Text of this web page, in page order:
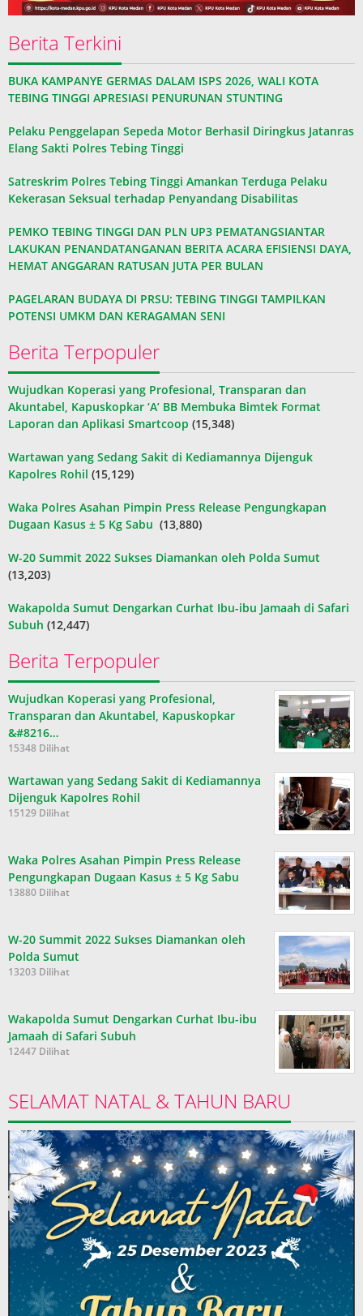
Berita Terkini
BUKA KAMPANYE GERMAS DALAM ISPS 2026, WALI KOTA
TEBING TINGGI APRESIASI PENURUNAN STUNTING
Pelaku Penggelapan Sepeda Motor Berhasil Diringkus Jatanras
Elang Sakti Polres Tebing Tinggi
Satreskrim Polres Tebing Tinggi Amankan Terduga Pelaku
Kekerasan Seksual terhadap Penyandang Disabilitas
PEMKO TEBING TINGGI DAN PLN UP3 PEMATANGSIANTAR
LAKUKAN PENANDATANGANAN BERITA ACARA EFISIENSI DAYA,
HEMAT ANGGARAN RATUSAN JUTA PER BULAN
PAGELARAN BUDAYA DI PRSU: TEBING TINGGI TAMPILKAN
POTENSI UMKM DAN KERAGAMAN SENI
Berita Terpopuler
Wujudkan Koperasi yang Profesional, Transparan dan
Akuntabel, Kapuskopkar ‘A’ BB Membuka Bimtek Format
Laporan dan Aplikasi Smartcoop (15,348)
Wartawan yang Sedang Sakit di Kediamannya Dijenguk
Kapolres Rohil (15,129)
Waka Polres Asahan Pimpin Press Release Pengungkapan
Dugaan Kasus ± 5 Kg Sabu (13,880)
W-20 Summit 2022 Sukses Diamankan oleh Polda Sumut
(13,203)
Wakapolda Sumut Dengarkan Curhat Ibu-ibu Jamaah di Safari
Subuh (12,447)
Berita Terpopuler
Wujudkan Koperasi yang Profesional,
Transparan dan Akuntabel, Kapuskopkar
&#8216…
15348 Dilihat
Wartawan yang Sedang Sakit di Kediamannya
Dijenguk Kapolres Rohil
15129 Dilihat
Waka Polres Asahan Pimpin Press Release
Pengungkapan Dugaan Kasus ± 5 Kg Sabu
13880 Dilihat
W-20 Summit 2022 Sukses Diamankan oleh
Polda Sumut
13203 Dilihat
Wakapolda Sumut Dengarkan Curhat Ibu-ibu
Jamaah di Safari Subuh
12447 Dilihat
SELAMAT NATAL & TAHUN BARU